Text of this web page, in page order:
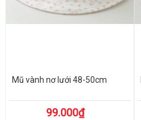
Mũ vành nơ lưới 48-50cm
99.000₫